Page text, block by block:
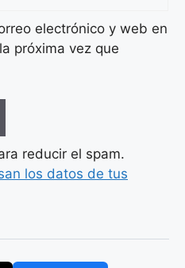
electrónico y web en
próxima vez que
reducir el spam.
los datos de tus